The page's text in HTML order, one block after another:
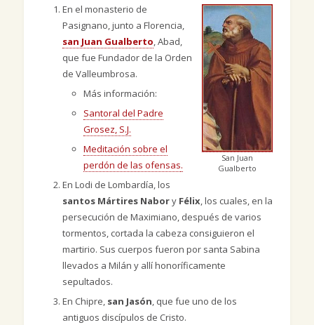
San Juan
Gualberto
En el monasterio de
Pasignano, junto a Florencia,
san Juan Gualberto, Abad,
que fue Fundador de la Orden
de Valleumbrosa.
Más información:
Santoral del Padre
Grosez, S.J.
Meditación sobre el
perdón de las ofensas.
En Lodi de Lombardía, los
santos Mártires Nabory Félix, los cuales, en la
persecución de Maximiano, después de varios
tormentos, cortada la cabeza consiguieron el
martirio. Sus cuerpos fueron por santa Sabina
llevados a Milán y allí honoríficamente
sepultados.
En Chipre, san Jasón, que fue uno de los
antiguos discípulos de Cristo.